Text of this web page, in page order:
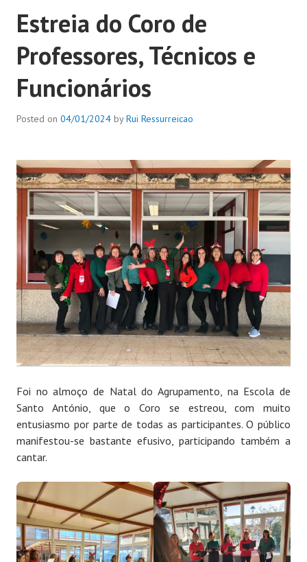
Estreia do Coro de
Professores, Técnicos e
Funcionários
Posted on 04/01/2024 byRui Ressurreicao
Foi no almoço de Natal do Agrupamento, na Escola de
Santo António, que o Coro se estreou, com muito
entusiasmo por parte de todas as participantes. O público
manifestou-se bastante efusivo, participando também a
cantar.